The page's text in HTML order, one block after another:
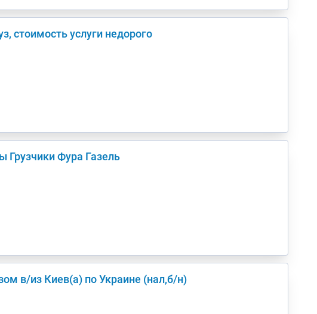
стоимость услуги недорого
Грузчики Фура Газель
попутно догрузом в/из Киев(а) по Украине (нал,б/н)